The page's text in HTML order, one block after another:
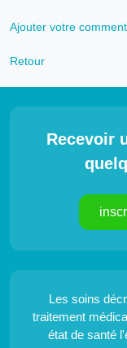
Ajouter votre
Retour
Recevoir
Les soins
traitement
état de santé